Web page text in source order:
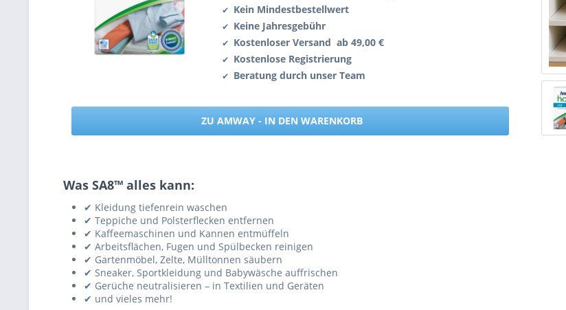
✔ Kein Mindestbestellwert
✔ Keine Jahresgebühr
✔ Kostenloser Versand ab 49,00 €
✔ Kostenlose Registrierung
✔ Beratung durch unser Team
ZU AMWAY - IN DEN WARENKORB
Was SA8™ alles kann:
✔ Kleidung tiefenrein waschen
✔ Teppiche und Polsterflecken entfernen
✔ Kaffeemaschinen und Kannen entmüffeln
✔ Arbeitsflächen, Fugen und Spülbecken reinigen
✔ Gartenmöbel, Zelte, Mülltonnen säubern
✔ Sneaker, Sportkleidung und Babywäsche auffrischen
✔ Gerüche neutralisieren – in Textilien und Geräten
✔ und vieles mehr!